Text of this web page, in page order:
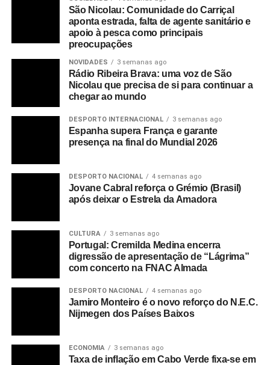
São Nicolau: Comunidade do Carriçal
aponta estrada, falta de agente sanitário e
apoio à pesca como principais
preocupações
NOVIDADES 3 semanas ago
Rádio Ribeira Brava: uma voz de São
Nicolau que precisa de si para continuar a
chegar ao mundo
DESPORTO INTERNACIONAL 3 semanas ago
Espanha supera França e garante
presença na final do Mundial 2026
DESPORTO NACIONAL 4 semanas ago
Jovane Cabral reforça o Grémio (Brasil)
após deixar o Estrela da Amadora
CULTURA 3 semanas ago
Portugal: Cremilda Medina encerra
digressão de apresentação de “Lágrima”
com concerto na FNAC Almada
DESPORTO NACIONAL 4 semanas ago
Jamiro Monteiro é o novo reforço do N.E.C.
Nijmegen dos Países Baixos
ECONOMIA 3 semanas ago
Taxa de inflação em Cabo Verde fixa-se em